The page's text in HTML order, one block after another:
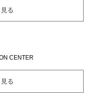
る
CENTER
る